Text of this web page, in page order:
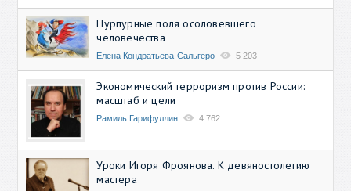
Пурпурные поля осоловевшего
человечества
Елена Кондратьева-Сальгеро 5 203
Экономический терроризм против России:
масштаб и цели
Рамиль Гарифуллин 4 762
Уроки Игоря Фроянова. К девяностолетию
мастера